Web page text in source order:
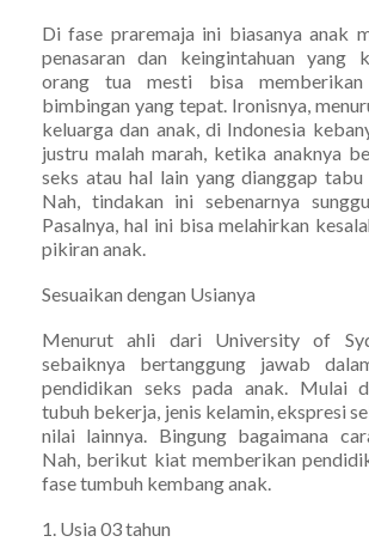
Di fase praremaja ini biasanya anak
penasaran dan keingintahuan yang
orang tua mesti bisa
bimbingan yang tepat. Ironisnya,
keluarga dan anak, di Indonesia
justru malah marah, ketika anaknya
seks atau hal lain yang dianggap tabu
Nah, tindakan ini sebenarnya
Pasalnya, hal ini bisa melahirkan
pikiran anak.
Sesuaikan dengan Usianya
Menurut ahli dari University of
sebaiknya bertanggung jawab
pendidikan seks pada anak. Mulai
tubuh bekerja, jenis kelamin, ekspresi
nilai lainnya. Bingung bagaimana
Nah, berikut kiat memberikan
fase tumbuh kembang anak.
1. Usia 03 tahun